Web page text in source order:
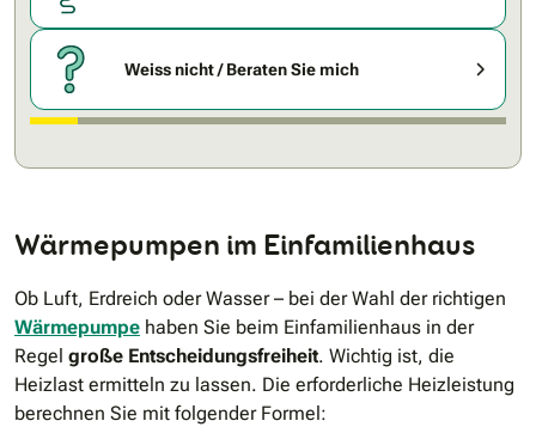
Weiss nicht / Beraten Sie mich
Wärmepumpen im Einfamilienhaus
Ob Luft, Erdreich oder Wasser – bei der Wahl der richtigen
Wärmepumpe haben Sie beim Einfamilienhaus in der
Regel große Entscheidungsfreiheit. Wichtig ist, die
Heizlast ermitteln zu lassen. Die erforderliche Heizleistung
berechnen Sie mit folgender Formel: